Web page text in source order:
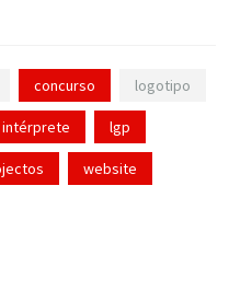
concurso logotipo
intérprete lgp
website